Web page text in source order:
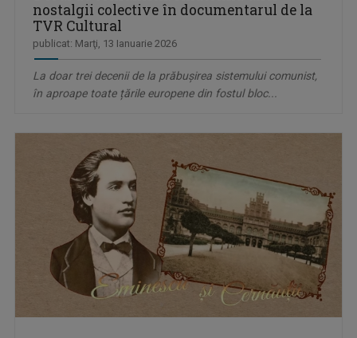
nostalgii colective în documentarul de la
TVR Cultural
publicat: Marţi, 13 Ianuarie 2026
La doar trei decenii de la prăbușirea sistemului comunist,
în aproape toate țările europene din fostul bloc...